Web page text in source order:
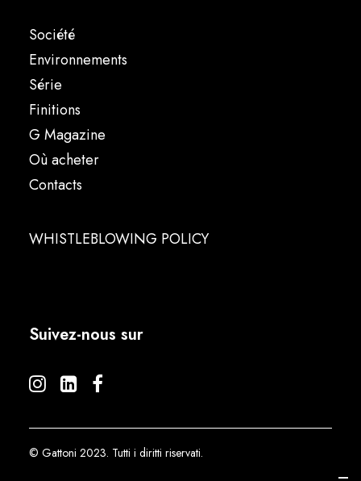
Société
Environnements
Série
Finitions
G Magazine
Où acheter
Contacts
WHISTLEBLOWING POLICY
Suivez-nous sur
© Gattoni 2023. Tutti i diritti riservati.